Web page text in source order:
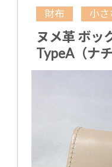
財布 小
ヌメ革 ボッ
TypeA（ナ